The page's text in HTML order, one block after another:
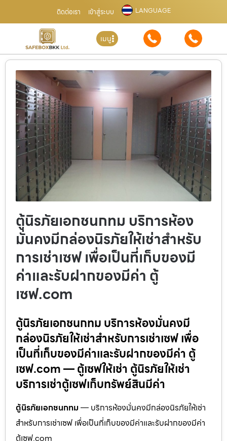
ติดต่อเรา เข้าสู่ระบบ LANGUAGE
เมนู
ตู้นิรภัยเอกชนกทม บริการห้อง
มั่นคงมีกล่องนิรภัยให้เช่าสำหรับ
การเช่าเซฟ เพื่อเป็นที่เก็บของมี
ค่าและรับฝากของมีค่า ตู้
เซฟ.com
ตู้นิรภัยเอกชนกทม บริการห้องมั่นคงมี
กล่องนิรภัยให้เช่าสำหรับการเช่าเซฟ เพื่อ
เป็นที่เก็บของมีค่าและรับฝากของมีค่า ตู้
เซฟ.com — ตู้เซฟให้เช่า ตู้นิรภัยให้เช่า
บริการเช่าตู้เซฟเก็บทรัพย์สินมีค่า
ตู้นิรภัยเอกชนกทม— บริการห้องมั่นคงมีกล่องนิรภัยให้เช่า
สำหรับการเช่าเซฟ เพื่อเป็นที่เก็บของมีค่าและรับฝากของมีค่า
ตู้เซฟ.com